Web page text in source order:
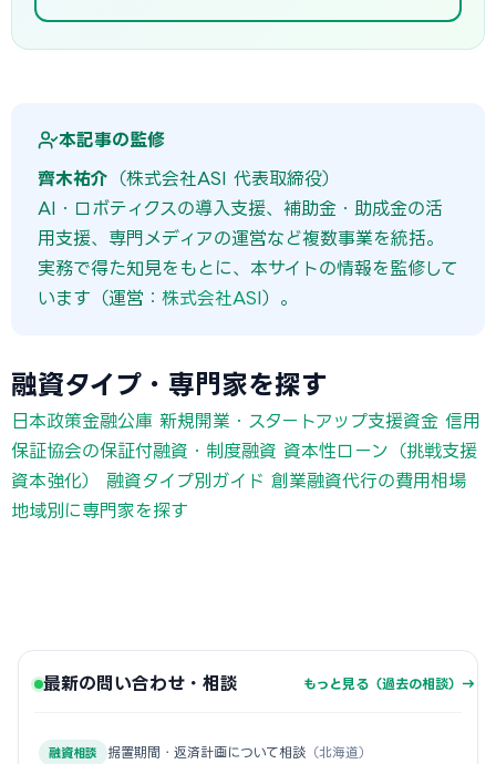
本記事の監修
齊木祐介 （株式会社ASI 代表取締役）
AI・ロボティクスの導入支援、補助金・助成金の活
用支援、専門メディアの運営など複数事業を統括。
実務で得た知見をもとに、本サイトの情報を監修して
います（運営： 株式会社ASI）。
融資タイプ・専門家を探す
日本政策金融公庫 新規開業・スタートアップ支援資金 信用
保証協会の保証付融資・制度融資 資本性ローン（挑戦支援
資本強化）
融資タイプ別ガイド 創業融資代行の費用相場
地域別に専門家を探す
最新の問い合わせ・相談 もっと見る（過去の相談）→
融資相談 据置期間・返済計画について相談 （北海道）